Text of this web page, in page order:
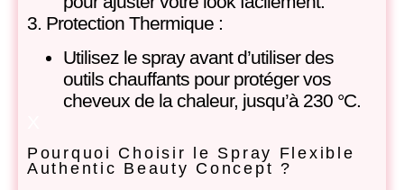
3. Protection Thermique :
Utilisez le spray avant d’utiliser des
outils chauffants pour protéger vos
cheveux de la chaleur, jusqu’à 230 °C.
Pourquoi Choisir le Spray Flexible
Authentic Beauty Concept ?